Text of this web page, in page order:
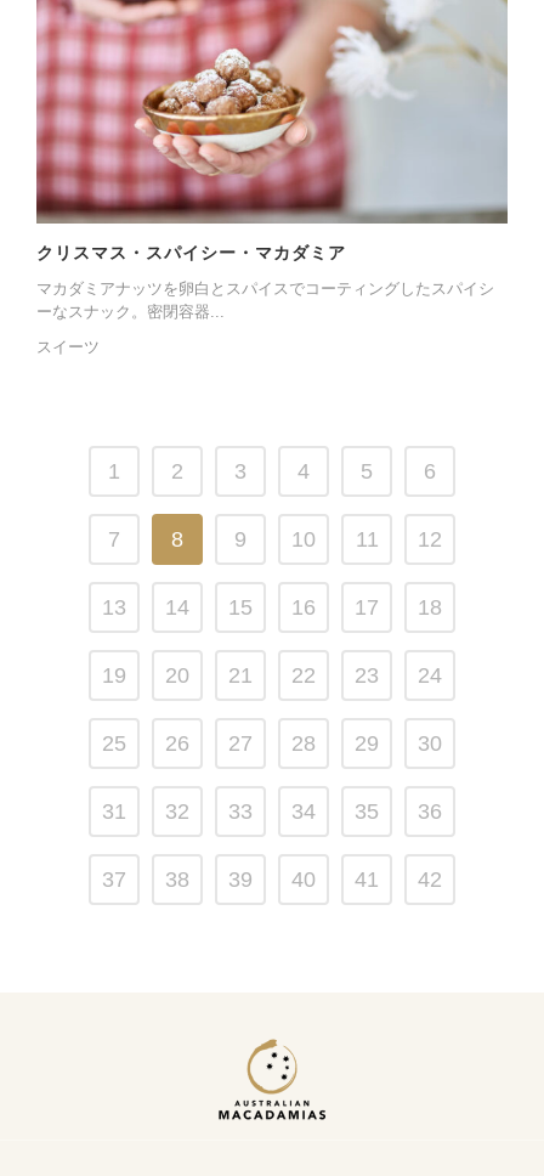
クリスマス・スパイシー・マカダミア
マカダミアナッツを卵白とスパイスでコーティングしたスパイシ
ーなスナック。密閉容器...
スイーツ
1 2 3 4 5 6
7 8 9 10 11 12
13 14 15 16 17 18
19 20 21 22 23 24
25 26 27 28 29 30
31 32 33 34 35 36
37 38 39 40 41 42